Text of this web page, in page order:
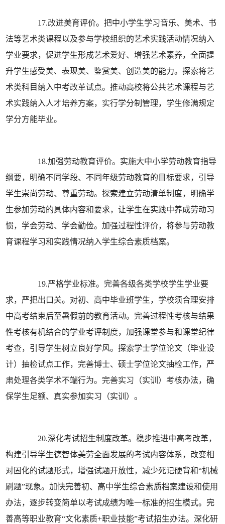
17.改进美育评价。把中小学生学习音乐、美术、书
法等艺术类课程以及参与学校组织的艺术实践活动情况纳入
学业要求，促进学生形成艺术爱好、增强艺术素养，全面提
升学生感受美、表现美、鉴赏美、创造美的能力。探索将艺
术类科目纳入中考改革试点。推动高校将公共艺术课程与艺
术实践纳入人才培养方案，实行学分制管理，学生修满规定
学分方能毕业。
18.加强劳动教育评价。实施大中小学劳动教育指导
纲要，明确不同学段、不同年级劳动教育的目标要求，引导
学生崇尚劳动、尊重劳动。探索建立劳动清单制度，明确学
生参加劳动的具体内容和要求，让学生在实践中养成劳动习
惯，学会劳动、学会勤俭。加强过程性评价，将参与劳动教
育课程学习和实践情况纳入学生综合素质档案。
19.严格学业标准。完善各级各类学校学生学业要
求，严把出口关。对初、高中毕业班学生，学校须合理安排
中高考结束后至暑假前的教育活动。完善过程性考核与结果
性考核有机结合的学业考评制度，加强课堂参与和课堂纪律
考查，引导学生树立良好学风。探索学士学位论文（毕业设
计）抽检试点工作，完善博士、硕士学位论文抽检工作，严
肃处理各类学术不端行为。完善实习（实训）考核办法，确
保学生足额、真实参加实习（实训）。
20.深化考试招生制度改革。稳步推进中高考改革，
构建引导学生德智体美劳全面发展的考试内容体系，改变相
对固化的试题形式，增强试题开放性，减少死记硬背和“机械
刷题”现象。加快完善初、高中学生综合素质档案建设和使用
办法，逐步转变简单以考试成绩为唯一标准的招生模式。完
善高等职业教育“文化素质+职业技能”考试招生办法。深化研